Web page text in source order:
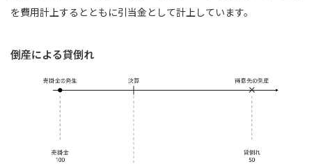
を費用計上するとともに引当金として計上しています。
倒産による貸倒れ